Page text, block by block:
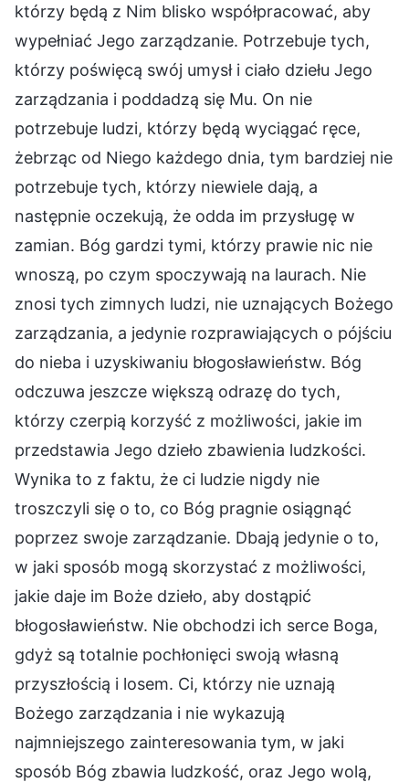
którzy będą z Nim blisko współpracować, aby
wypełniać Jego zarządzanie. Potrzebuje tych,
którzy poświęcą swój umysł i ciało dziełu Jego
zarządzania i poddadzą się Mu. On nie
potrzebuje ludzi, którzy będą wyciągać ręce,
żebrząc od Niego każdego dnia, tym bardziej nie
potrzebuje tych, którzy niewiele dają, a
następnie oczekują, że odda im przysługę w
zamian. Bóg gardzi tymi, którzy prawie nic nie
wnoszą, po czym spoczywają na laurach. Nie
znosi tych zimnych ludzi, nie uznających Bożego
zarządzania, a jedynie rozprawiających o pójściu
do nieba i uzyskiwaniu błogosławieństw. Bóg
odczuwa jeszcze większą odrazę do tych,
którzy czerpią korzyść z możliwości, jakie im
przedstawia Jego dzieło zbawienia ludzkości.
Wynika to z faktu, że ci ludzie nigdy nie
troszczyli się o to, co Bóg pragnie osiągnąć
poprzez swoje zarządzanie. Dbają jedynie o to,
w jaki sposób mogą skorzystać z możliwości,
jakie daje im Boże dzieło, aby dostąpić
błogosławieństw. Nie obchodzi ich serce Boga,
gdyż są totalnie pochłonięci swoją własną
przyszłością i losem. Ci, którzy nie uznają
Bożego zarządzania i nie wykazują
najmniejszego zainteresowania tym, w jaki
sposób Bóg zbawia ludzkość, oraz Jego wolą,